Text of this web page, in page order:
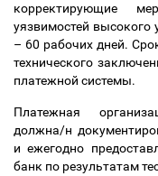
корректирующие
уязвимостей высокого
– 60 рабочих дней.
технического
платежной системы.
Платежная
должна/н
и ежегодно
банк по результатам